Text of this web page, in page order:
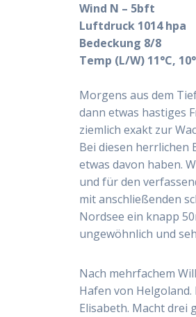
Wind N – 5bft
Luftdruck 1014 hpa
Bedeckung 8/8
Temp (L/W) 11°C,
Morgens aus dem
dann etwas hastiges
ziemlich exakt zur
Bei diesen herrlichen
etwas davon haben.
und für den
mit anschließenden
Nordsee ein knapp
ungewöhnlich und
Nach mehrfachem
Hafen von
Elisabeth. Macht drei